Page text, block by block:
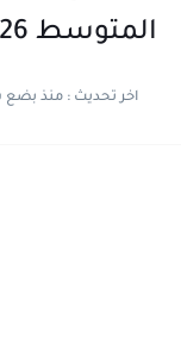
المتوسط 2026 bem exam
اخر تحديث :منذ بضع